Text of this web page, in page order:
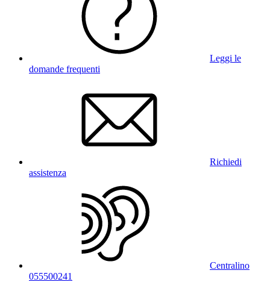
Leggi le
domande frequenti
Richiedi
assistenza
Centralino
055500241